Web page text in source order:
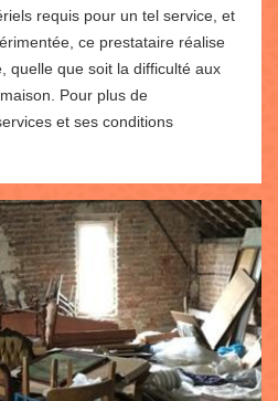
requis pour un tel service, et
ce prestataire réalise
quelle que soit la difficulté aux
Pour plus de
et ses conditions